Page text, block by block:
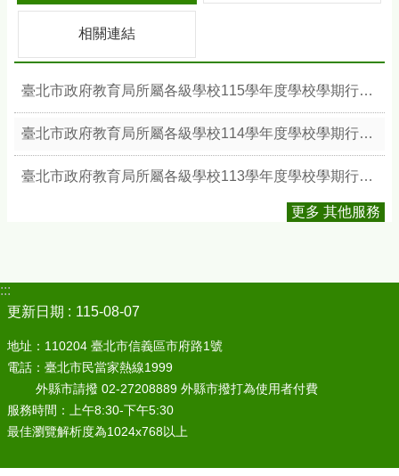
相關連結
臺北市政府教育局所屬各級學校115學年度學校學期行事簡曆
臺北市政府教育局所屬各級學校114學年度學校學期行事簡曆
臺北市政府教育局所屬各級學校113學年度學校學期行事簡曆
更多 其他服務
:::
更新日期
115-08-07
地址：110204 臺北市信義區市府路1號
電話：臺北市民當家熱線1999
外縣市請撥 02-27208889 外縣市撥打為使用者付費
服務時間：上午8:30-下午5:30
最佳瀏覽解析度為1024x768以上